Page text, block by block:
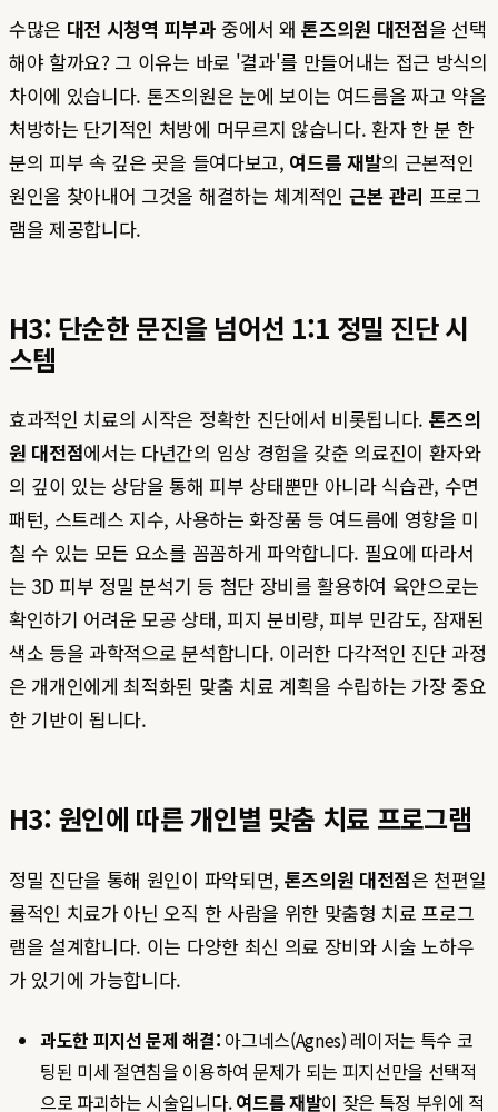
수많은 대전 시청역 피부과 중에서 왜톤즈의원 대전점을 선택
해야 할까요? 그 이유는 바로 '결과'를 만들어내는 접근 방식의
차이에 있습니다. 톤즈의원은 눈에 보이는 여드름을 짜고 약을
처방하는 단기적인 처방에 머무르지 않습니다. 환자 한 분 한
분의 피부 속 깊은 곳을 들여다보고, 여드름 재발의 근본적인
원인을 찾아내어 그것을 해결하는 체계적인 근본 관리 프로그
램을 제공합니다.
H3: 단순한 문진을 넘어선 1:1 정밀 진단 시
스템
효과적인 치료의 시작은 정확한 진단에서 비롯됩니다. 톤즈의
원 대전점에서는 다년간의 임상 경험을 갖춘 의료진이 환자와
의 깊이 있는 상담을 통해 피부 상태뿐만 아니라 식습관, 수면
패턴, 스트레스 지수, 사용하는 화장품 등 여드름에 영향을 미
칠 수 있는 모든 요소를 꼼꼼하게 파악합니다. 필요에 따라서
는 3D 피부 정밀 분석기 등 첨단 장비를 활용하여 육안으로는
확인하기 어려운 모공 상태, 피지 분비량, 피부 민감도, 잠재된
색소 등을 과학적으로 분석합니다. 이러한 다각적인 진단 과정
은 개개인에게 최적화된 맞춤 치료 계획을 수립하는 가장 중요
한 기반이 됩니다.
H3: 원인에 따른 개인별 맞춤 치료 프로그램
정밀 진단을 통해 원인이 파악되면, 톤즈의원 대전점은 천편일
률적인 치료가 아닌 오직 한 사람을 위한 맞춤형 치료 프로그
램을 설계합니다. 이는 다양한 최신 의료 장비와 시술 노하우
가 있기에 가능합니다.
과도한 피지선 문제 해결: 아그네스(Agnes) 레이저는 특수 코
팅된 미세 절연침을 이용하여 문제가 되는 피지선만을 선택적
으로 파괴하는 시술입니다.여드름 재발이 잦은 특정 부위에 적